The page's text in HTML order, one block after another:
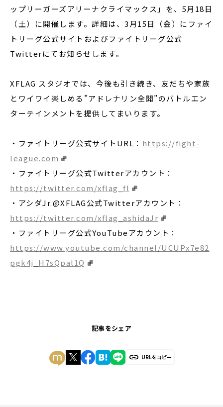
ップリーガーズアリーナクライマックス」を、5月18日
（土）に開催します。詳細は、3月15日（金）にファイ
トリーグ公式サイトおよびファイトリーグ公式
Twitterにてお知らせします。
XFLAG スタジオでは、今後も引き続き、友だちや家族
とワイワイ楽しめる”アドレナリン全開”のバトルエン
ターテインメントを提供してまいります。
・ファイトリーグ公式サイトURL： https://fight-
league.com
・ファイトリーグ公式Twitterアカウント：
https://twitter.com/xflag_fl
・アシダJr.@XFLAG公式Twitterアカウント：
https://twitter.com/xflag_ashidaJr
・ファイトリーグ公式YouTubeアカウント：
https://www.youtube.com/channel/UCUPx7e82
pgk4j_H7sQpal1Q
記事をシェア
URLをコピー